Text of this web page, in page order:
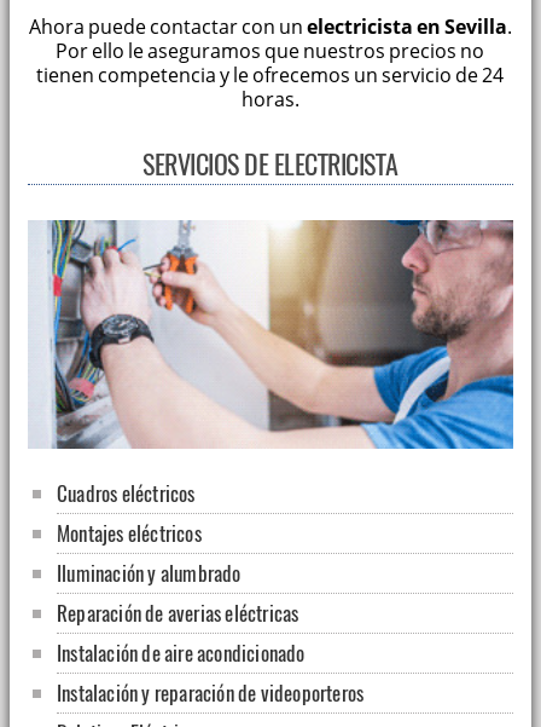
Ahora puede contactar con unelectricista en Sevilla.
Por ello le aseguramos que nuestros precios no
tienen competencia y le ofrecemos un servicio de 24
horas.
SERVICIOS DE ELECTRICISTA
Cuadros eléctricos
Montajes eléctricos
Iluminación y alumbrado
Reparación de averias eléctricas
Instalación de aire acondicionado
Instalación y reparación de videoporteros